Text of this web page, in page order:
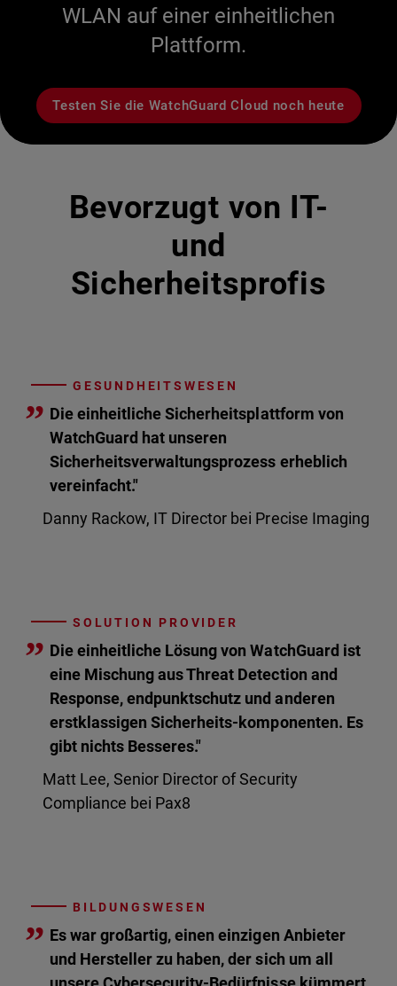
WLAN auf einer einheitlichen
Plattform.
Testen Sie die WatchGuard Cloud noch heute
Bevorzugt von IT-
und
Sicherheitsprofis
GESUNDHEITSWESEN
” Die einheitliche Sicherheitsplattform von
WatchGuard hat unseren
Sicherheitsverwaltungsprozess erheblich
vereinfacht."
Danny Rackow, IT Director bei Precise Imaging
SOLUTION PROVIDER
” Die einheitliche Lösung von WatchGuard ist
eine Mischung aus Threat Detection and
Response, endpunktschutz und anderen
erstklassigen Sicherheits-komponenten. Es
gibt nichts Besseres."
Matt Lee, Senior Director of Security
Compliance bei Pax8
BILDUNGSWESEN
” Es war großartig, einen einzigen Anbieter
und Hersteller zu haben, der sich um all